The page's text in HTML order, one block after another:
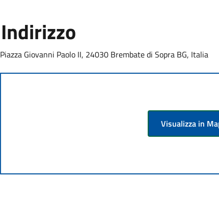
Indirizzo
Piazza Giovanni Paolo II, 24030 Brembate di Sopra BG, Italia
Visualizza in